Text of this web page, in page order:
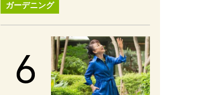
ガーデニング